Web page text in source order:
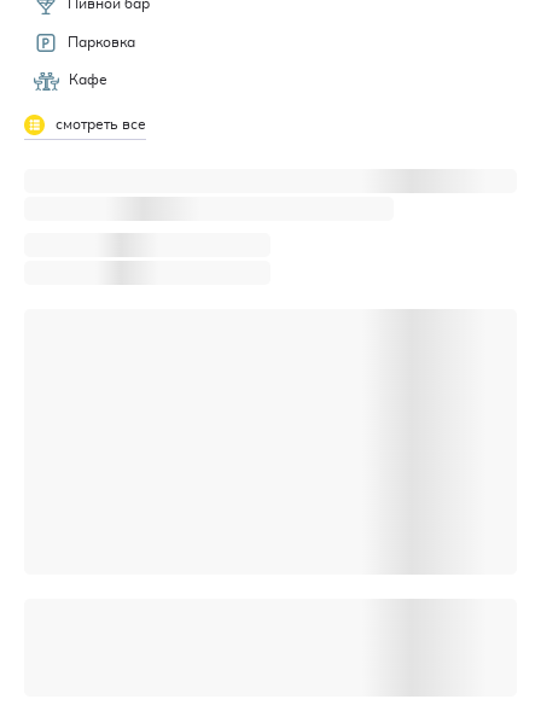
Пивной бар
Парковка
Кафе
смотреть все